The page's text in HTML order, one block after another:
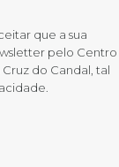
que a sua
pelo Centro
do Candal, tal